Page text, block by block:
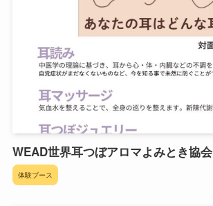
WEAD世界耳つぼアロマよみとき協会
体験ブース